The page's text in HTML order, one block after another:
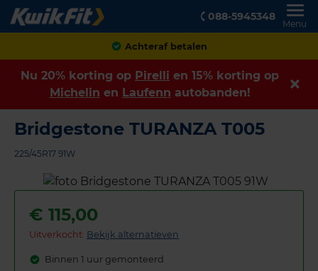
088-5945348
Menu
Achteraf betalen
Nu 20% korting op Pirelli en 15% korting op
Michelin en Laufenn autobanden!
Bridgestone TURANZA T005
225/45R17 91W
€ 115,00
Uitverkocht: Bekijk alternatieven
Binnen 1 uur gemonteerd